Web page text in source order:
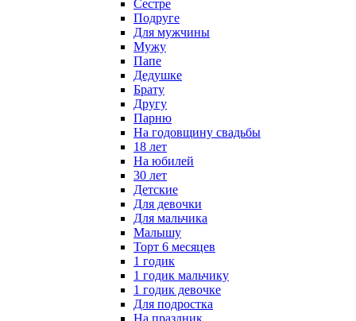
Сестре
Подруге
Для мужчины
Мужу
Папе
Дедушке
Брату
Другу
Парню
На годовщину свадьбы
18 лет
На юбилей
30 лет
Детские
Для девочки
Для мальчика
Малышу
Торт 6 месяцев
1 годик
1 годик мальчику
1 годик девочке
Для подростка
На праздник